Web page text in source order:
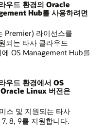
우드 환경의 Oracle
Hub를 사용하려면
Premier) 라이선스를
되는 타사 클라우드
OS Management Hub를
우드 환경에서 OS
Linux 버전은
스 및 지원되는 타사
8, 9를 지원합니다.